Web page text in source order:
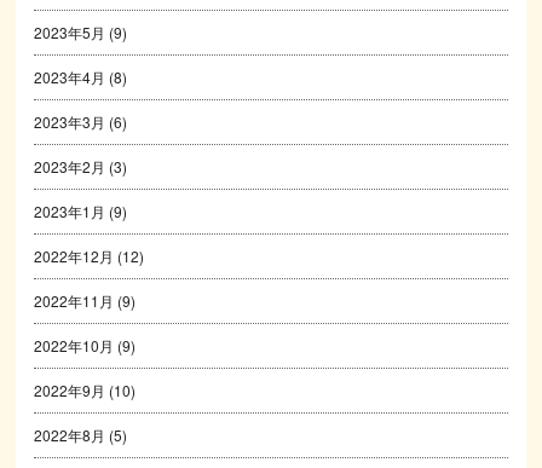
2023年5月 (9)
2023年4月 (8)
2023年3月 (6)
2023年2月 (3)
2023年1月 (9)
2022年12月 (12)
2022年11月 (9)
2022年10月 (9)
2022年9月 (10)
2022年8月 (5)